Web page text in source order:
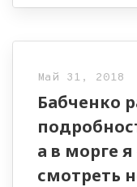
Май 31, 2018
Бабченко
а в морге
смотреть